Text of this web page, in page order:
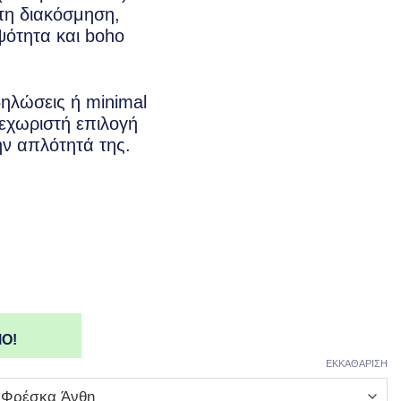
€25.00
through
διακόσμηση,
και boho
ή minimal
επιλογή
απλότητά της.
ΕΚΚΑΘΑΡΙΣΗ